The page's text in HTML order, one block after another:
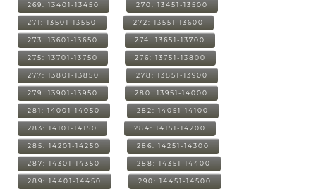
269: 13401-13450 270: 13451-13500
271: 13501-13550 272: 13551-13600
273: 13601-13650 274: 13651-13700
275: 13701-13750 276: 13751-13800
277: 13801-13850 278: 13851-13900
279: 13901-13950 280: 13951-14000
281: 14001-14050 282: 14051-14100
283: 14101-14150 284: 14151-14200
285: 14201-14250 286: 14251-14300
287: 14301-14350 288: 14351-14400
289: 14401-14450 290: 14451-14500